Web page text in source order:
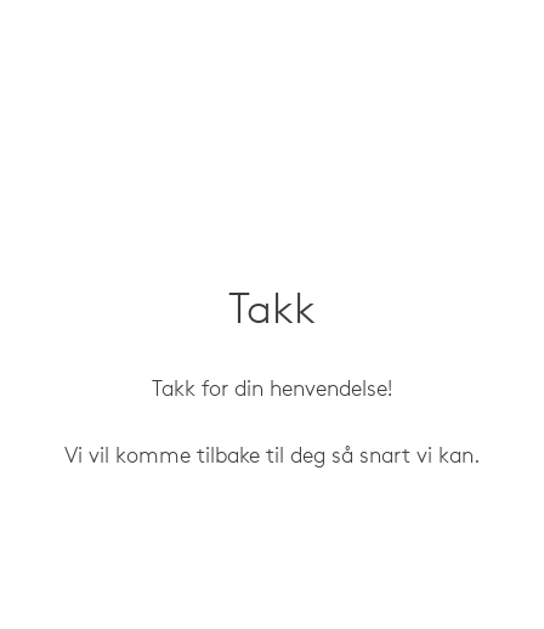
Takk
Takk for din henvendelse!
Vi vil komme tilbake til deg så snart vi kan.